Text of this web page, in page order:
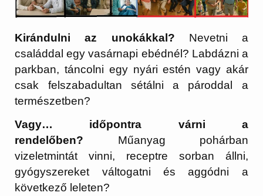
Kirándulni az unokákkal? Nevetni a
családdal egy vasárnapi ebédnél? Labdázni a
parkban, táncolni egy nyári estén vagy akár
csak felszabadultan sétálni a pároddal a
természetben?
Vagy… időpontra várni a
rendelőben? Műanyag pohárban
vizeletmintát vinni, receptre sorban állni,
gyógyszereket váltogatni és aggódni a
következő leleten?